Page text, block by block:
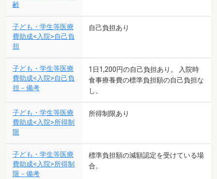
齢
子ども・学生等医療
費助成<入院>自己負
担
自己負担あり
子ども・学生等医療
費助成<入院>自己負
担－備考
1日1,200円の自己負担あり。 入院時
食事療養費の標準負担額の自己負担な
し。
子ども・学生等医療
費助成<入院>所得制
限
所得制限あり
子ども・学生等医療
費助成<入院>所得制
限－備考
標準負担額の減額認定を受けている場
合。